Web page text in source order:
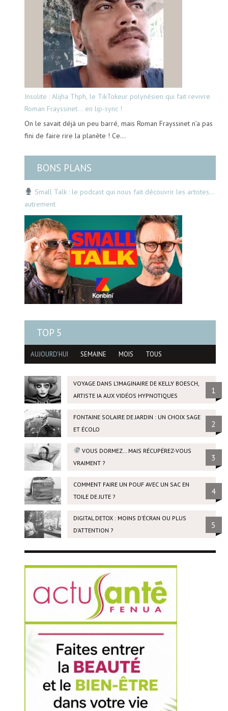
Insolite : Alijha Thph, le TikTokeur polynésien qui fait revivre
Roman Frayssinet… en lip-sync !
On le savait déjà un peu barré, mais Roman Frayssinet n’a pas
fini de faire rire la planète ! Ce…
BONS PLANS
Small Talk : le podcast qui nous fait découvrir les artistes…
autrement
TOP 5
AUJOURD'HUI SEMAINE MOIS TOUS
VOYAGE DANS L’IMAGINAIRE DE KELLY BOESCH,
ARTISTE IA AUX VIDÉOS HYPNOTIQUES
1
FONTAINE SOLAIRE DE JARDIN : UN CHOIX SAGE
ET ÉCOLO
2
VOUS DORMEZ… MAIS RÉCUPÉREZ-VOUS
VRAIMENT ?
3
COMMENT FAIRE UN POUF AVEC UN SAC EN
TOILE DE JUTE ?
4
DIGITAL DETOX : MOINS D’ÉCRAN OU PLUS
D’ATTENTION ?
5